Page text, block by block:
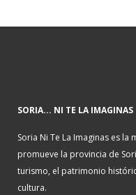
SORIA... NI TE LA IMAGINAS
Soria Ni Te La Imaginas es
promueve la provincia de
turismo, el patrimonio
cultura.